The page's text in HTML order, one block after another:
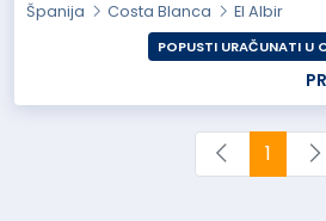
Španija Costa Blanca El Albir
POPUSTI URAČUNATI U
1